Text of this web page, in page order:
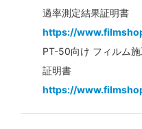
過率測定結果証明書
https://
PT-50向け フィルム
証明書
https://